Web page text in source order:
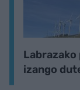
izango